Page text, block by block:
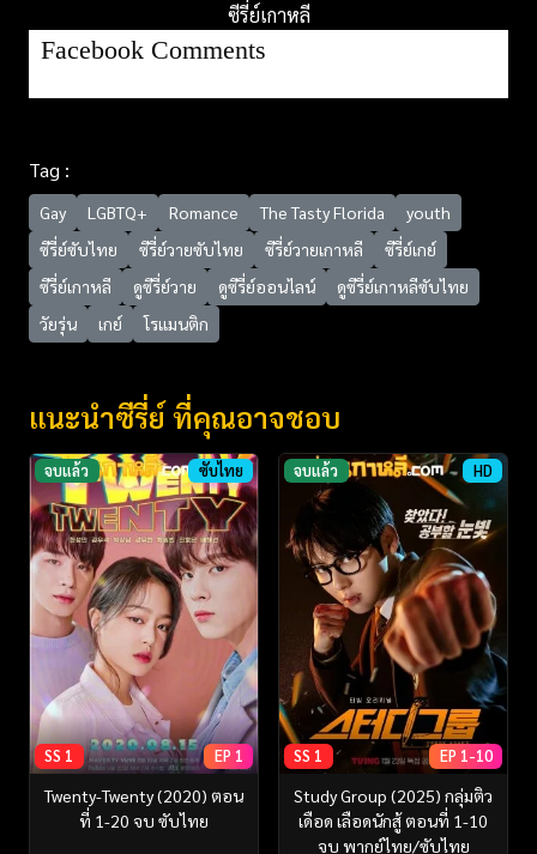
ซีรี่ย์เกาหลี
Facebook Comments
Tag :
Gay LGBTQ+ Romance The Tasty Florida
youth
ซีรี่ย์ซับไทย
ซีรี่ย์วายซับไทย ซีรี่ย์วายเกาหลี
ซีรี่ย์เกย์
ซีรี่ย์เกาหลี
ดูซีรี่ย์วาย ดูซีรี่ย์ออนไลน์
ดูซีรี่ย์เกาหลีซับไทย
วัยรุ่น
เกย์ โรแมนติก
แนะนำซีรี่ย์ ที่คุณอาจชอบ
จบแล้ว ซับไทย
SS 1 EP 1
Twenty-Twenty (2020) ตอน
ที่ 1-20 จบ ซับไทย
จบแล้ว HD
SS 1 EP 1-10
Study Group (2025) กลุ่มติว
เดือด เลือดนักสู้ ตอนที่ 1-10
จบ พากย์ไทย/ซับไทย